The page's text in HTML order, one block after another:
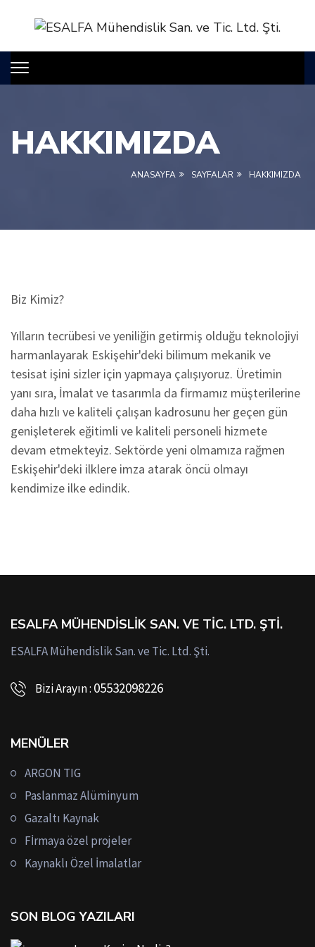
HAKKIMIZDA
HAKKIMIZDA
SAYFALAR
ANASAYFA
Biz Kimiz?
Yılların tecrübesi ve yeniliğin getirmiş olduğu teknolojiyi
harmanlayarak Eskişehir'deki bilimum mekanik ve
tesisat işini sizler için yapmaya çalışıyoruz. Üretimin
yanı sıra, İmalat ve tasarımla da firmamız müşterilerine
daha hızlı ve kaliteli çalışan kadrosunu her geçen gün
genişleterek eğitimli ve kaliteli personeli hizmete
devam etmekteyiz. Sektörde yeni olmamıza rağmen
Eskişehir'deki ilklere imza atarak öncü olmayı
kendimize ilke edindik.
ESALFA MÜHENDISLIK SAN. VE TIC. LTD. ŞTI.
ESALFA Mühendislik San. ve Tic. Ltd. Şti.
Bizi Arayın : 05532098226
MENÜLER
ARGON TIG
Paslanmaz Alüminyum
Gazaltı Kaynak
Fİrmaya özel projeler
Kaynaklı Özel İmalatlar
SON BLOG YAZILARI